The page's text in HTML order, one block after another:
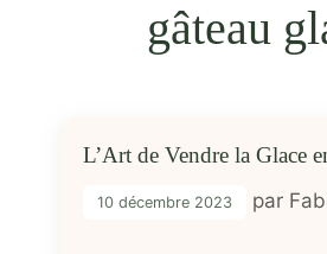
gâteau
L’Art de Vendre la Glace
10 décembre 2023 par